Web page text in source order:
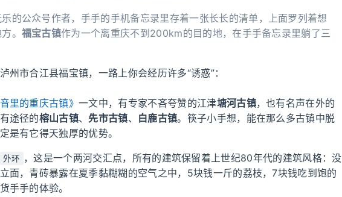
的公众号作者，手手的手机备忘录里存着一张长长的清单，上面罗列着想
。 福宝古镇作为一个离重庆不到200km的目的地，在手手备忘录里躺了三
州市合江县福宝镇，一路上你会经历许多“诱惑”：
里的重庆古镇》一文中，有专家不吝夸赞的江津塘河古镇，也有名声在外的
途径的榕山古镇、 先市古镇、 白鹿古镇。筷子小手想，能在那么多古镇中脱
是有它得天独厚的优势。
外环 ，这是一个两河交汇点，所有的建筑保留着上世纪80年代的建筑风格：没
面，青砖暴露在夏季黏糊糊的空气之中，5块钱一斤的荔枝，7块钱吃到饱的
手手的体验。